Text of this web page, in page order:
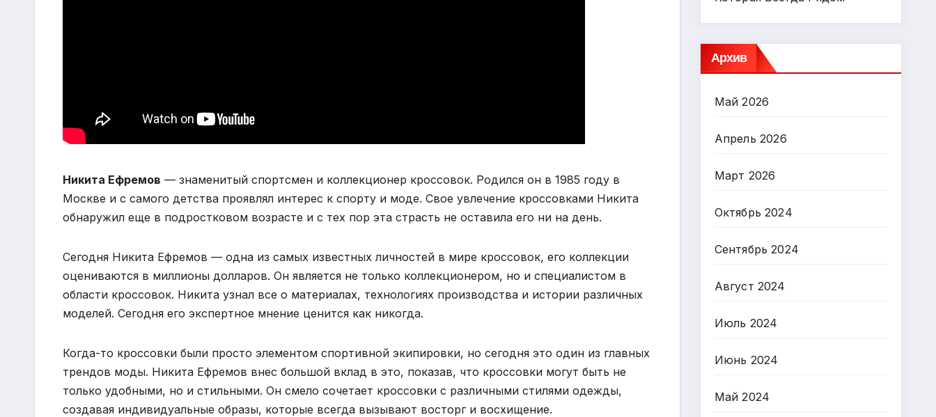
Никита Ефремов — знаменитый спортсмен и коллекционер кроссовок. Родился он в 1985 году в
Москве и с самого детства проявлял интерес к спорту и моде. Свое увлечение кроссовками Никита
обнаружил еще в подростковом возрасте и с тех пор эта страсть не оставила его ни на день.
Сегодня Никита Ефремов — одна из самых известных личностей в мире кроссовок, его коллекции
оцениваются в миллионы долларов. Он является не только коллекционером, но и специалистом в
области кроссовок. Никита узнал все о материалах, технологиях производства и истории различных
моделей. Сегодня его экспертное мнение ценится как никогда.
Когда-то кроссовки были просто элементом спортивной экипировки, но сегодня это один из главных
трендов моды. Никита Ефремов внес большой вклад в это, показав, что кроссовки могут быть не
только удобными, но и стильными. Он смело сочетает кроссовки с различными стилями одежды,
создавая индивидуальные образы, которые всегда вызывают восторг и восхищение.
Архив
Май 2026
Апрель 2026
Март 2026
Октябрь 2024
Сентябрь 2024
Август 2024
Июль 2024
Июнь 2024
Май 2024